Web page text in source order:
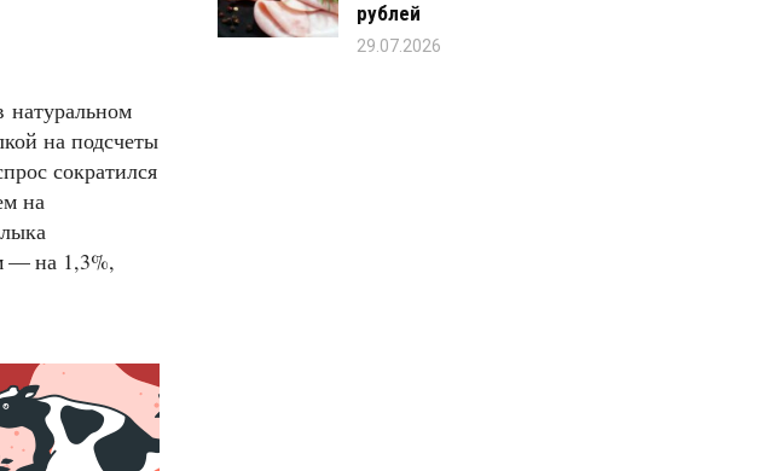
натуральном
на подсчеты
сократился
на
— на 1,3%,
рублей
29.07.2026